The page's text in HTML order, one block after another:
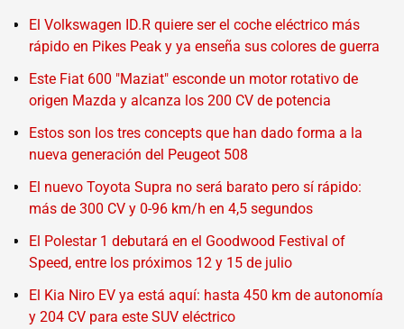
El Volkswagen ID.R quiere ser el coche eléctrico más
rápido en Pikes Peak y ya enseña sus colores de guerra
Este Fiat 600 "Maziat" esconde un motor rotativo de
origen Mazda y alcanza los 200 CV de potencia
Estos son los tres concepts que han dado forma a la
nueva generación del Peugeot 508
El nuevo Toyota Supra no será barato pero sí rápido:
más de 300 CV y 0-96 km/h en 4,5 segundos
El Polestar 1 debutará en el Goodwood Festival of
Speed, entre los próximos 12 y 15 de julio
El Kia Niro EV ya está aquí: hasta 450 km de autonomía
y 204 CV para este SUV eléctrico